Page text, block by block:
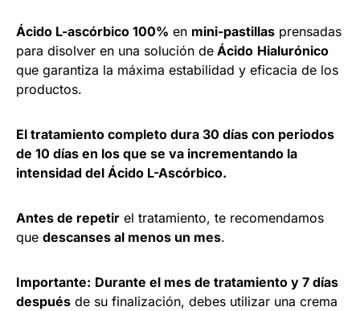
Ácido L-ascórbico 100% en mini-pastillas prensadas
para disolver en una solución de Ácido Hialurónico
que garantiza la máxima estabilidad y eficacia de los
productos.
El tratamiento completo dura 30 días con periodos
de 10 días en los que se va incrementando la
intensidad del Ácido L-Ascórbico.
Antes de repetir el tratamiento, te recomendamos
que descanses al menos un mes.
Importante: Durante el mes de tratamiento y 7 días
después de su finalización, debes utilizar una crema